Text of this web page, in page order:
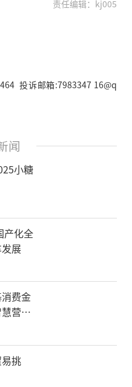
责任编辑：kj005
投诉邮箱:7983347 16@q
闻
小糖
产化全
展
费金
营销
挑